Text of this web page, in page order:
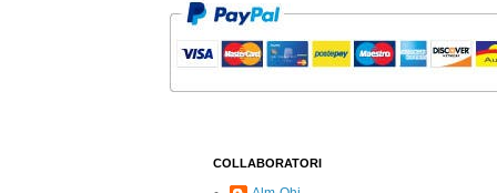
COLLABORATORI